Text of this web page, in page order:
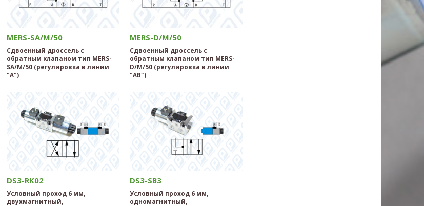
MERS-SA/M/50
Сдвоенный дроссель с
обратным клапаном тип MERS-
SA/M/50 (регулировка в линии
"А")
MERS-D/M/50
Сдвоенный дроссель с
обратным клапаном тип MERS-
D/M/50 (регулировка в линии
"AB")
DS3-RK02
Условный проход 6 мм,
двухмагнитный,
DS3-SB3
Условный проход 6 мм,
одномагнитный,